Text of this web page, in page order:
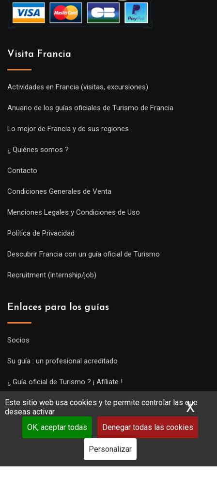
Este sitio web usa cookies y te permite controlar las que
deseas activar
OK, aceptar todas
Denegar todas las cookies
Personalizar
X
Visita Francia
Actividades en Francia (visitas, excursiones)
Anuario de los guías oficiales de Turismo de Francia
Lo mejor de Francia y de sus regiones
¿ Quiénes somos ?
Contacto
Condiciones Generales de Venta
Menciones Legales y Condiciones de Uso
Política de Privacidad
Descubrir Francia con un guía oficial de Turismo
Recruitment (internship/job)
Enlaces para los guías
Socios
Su guía : un profesional acreditado
¿ Guía oficial de Turismo ? ¡ Afíliate !
Subir una visita y empezar a trabajar !